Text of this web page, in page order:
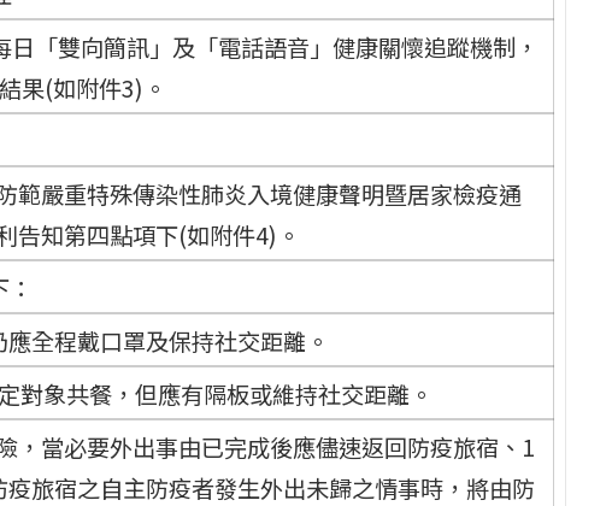
「雙向簡訊」及「電話語音」健康關懷追蹤機制，
果(如附件3)。
範嚴重特殊傳染性肺炎入境健康聲明暨居家檢疫通
告知第四點項下(如附件4)。
全程戴口罩及保持社交距離。
對象共餐，但應有隔板或維持社交距離。
，當必要外出事由已完成後應儘速返回防疫旅宿、1
旅宿之自主防疫者發生外出未歸之情事時，將由防